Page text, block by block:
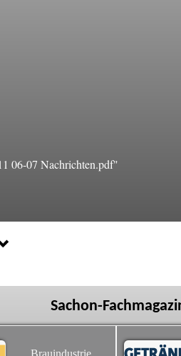
06-07 Nachrichten.pdf"
Sachon-
Brauindustrie